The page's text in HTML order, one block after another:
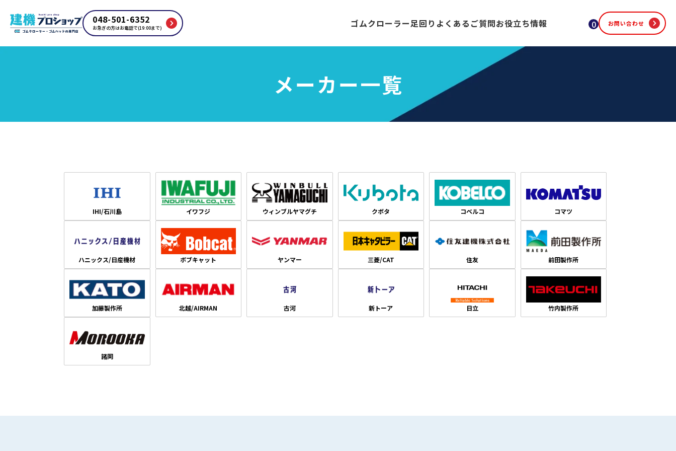
048-501-6352
お急ぎの方はお電話で(19:00まで) ゴムクローラー足回り よくあるご質問お役立ち情報 0 お問い合わせ
メーカー一覧
IHI/石川島 イワフジ ウィンブルヤマグチ クボタ コベルコ コマツ
ハニックス/日産機材 ボブキャット ヤンマー 三菱/CAT 住友 前田製作所
加藤製作所 北越/AIRMAN 古河 新トーア 日立 竹内製作所
諸岡